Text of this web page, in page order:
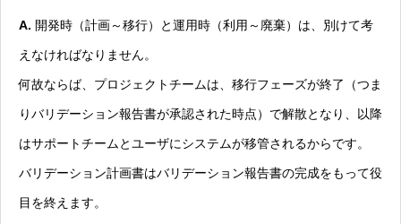
A. 開発時（計画～移行）と運用時（利用～廃棄）は、別けて考
えなければなりません。
何故ならば、プロジェクトチームは、移行フェーズが終了（つま
りバリデーション報告書が承認された時点）で解散となり、以降
はサポートチームとユーザにシステムが移管されるからです。
バリデーション計画書はバリデーション報告書の完成をもって役
目を終えます。